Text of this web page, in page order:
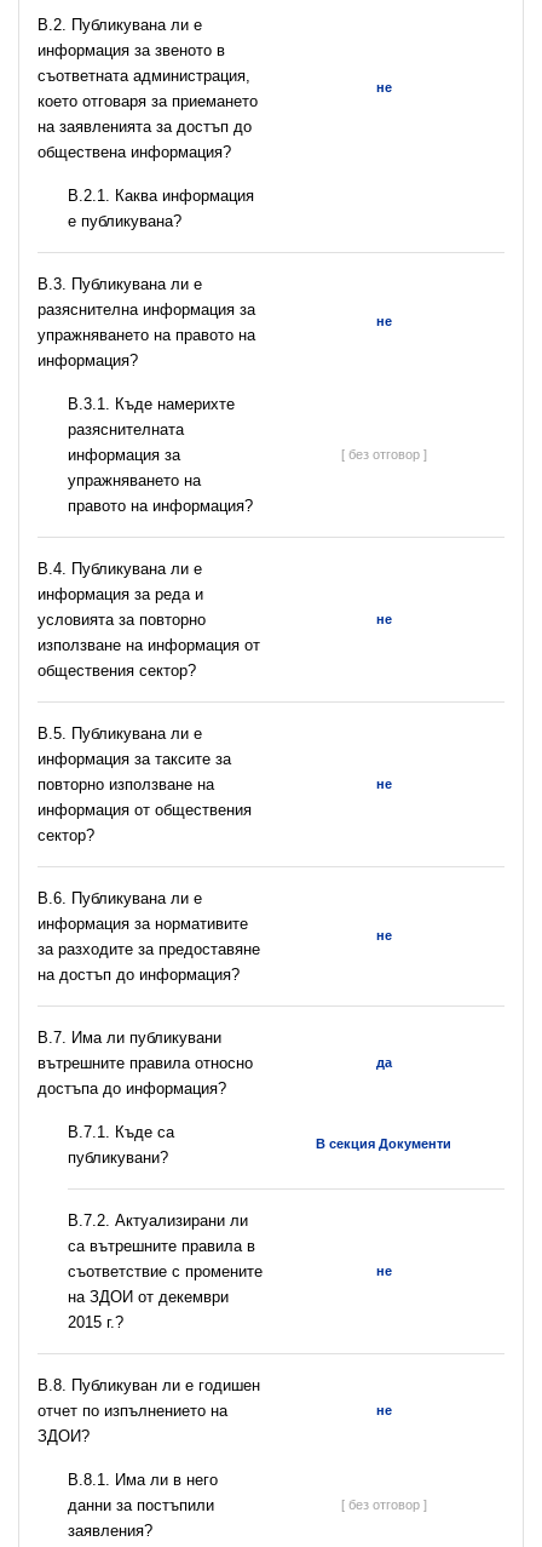
В.2. Публикувана ли е
информация за звеното в
съответната администрация,
което отговаря за приемането
на заявленията за достъп до
обществена информация?
не
B.2.1. Каква информация
е публикувана?
В.3. Публикувана ли е
разяснителна информация за
упражняването на правото на
информация?
не
В.3.1. Къде намерихте
разяснителната
информация за
упражняването на
правото на информация?
[ без отговор ]
В.4. Публикувана ли е
информация за реда и
условията за повторно
използване на информация от
обществения сектор?
не
В.5. Публикувана ли е
информация за таксите за
повторно използване на
информация от обществения
сектор?
не
В.6. Публикувана ли е
информация за нормативите
за разходите за предоставяне
на достъп до информация?
не
В.7. Има ли публикувани
вътрешните правила относно
достъпа до информация?
да
В.7.1. Къде са
публикувани?
В секция Документи
В.7.2. Актуализирани ли
са вътрешните правила в
съответствие с промените
на ЗДОИ от декември
2015 г.?
не
В.8. Публикуван ли е годишен
отчет по изпълнението на
ЗДОИ?
не
В.8.1. Има ли в него
данни за постъпили
заявления?
[ без отговор ]